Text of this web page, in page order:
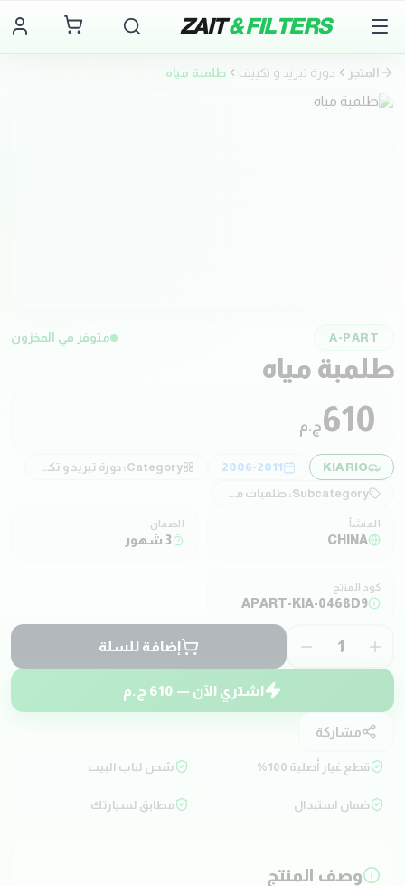
ZAIT& FILTERS
المتجر دورة تبريد و تكييف طلمبة مياه
A-PART متوفر في المخزون
طلمبة مياه
610ج.م
KIA RIO
2006-2011
Category: دورة تبريد و تكييف
Subcategory: طلمبات مياه
المنشأ
CHINA
الضمان
3 شهور
كود المنتج
APART-KIA-0468D9
1 إضافة للسلة
اشتري الآن — 610 ج.م
مشاركة
قطع غيار أصلية 100% شحن لباب البيت
ضمان استبدال مطابق لسيارتك
وصف المنتج